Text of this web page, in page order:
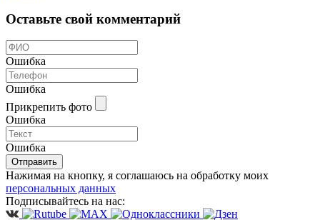
Оставьте свой комментарий
Ошибка
Ошибка
Прикрепить фото
Ошибка
Ошибка
Отправить
Нажимая на кнопку, я соглашаюсь на обработку моих
персональных данных
Подписывайтесь на нас: